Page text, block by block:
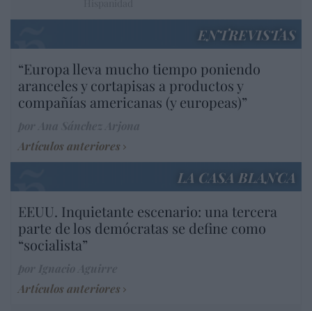
ENTREVISTAS
“Europa lleva mucho tiempo poniendo
aranceles y cortapisas a productos y
compañías americanas (y europeas)”
Artículos anteriores
LA CASA BLANCA
EEUU. Inquietante escenario: una tercera
parte de los demócratas se define como
“socialista”
Artículos anteriores